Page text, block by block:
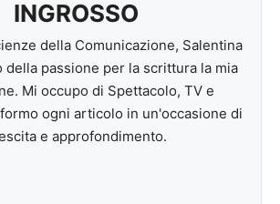
INGROSSO
della Comunicazione, Salentina
della passione per la scrittura la mia
Mi occupo di Spettacolo, TV e
ogni articolo in un'occasione di
e approfondimento.